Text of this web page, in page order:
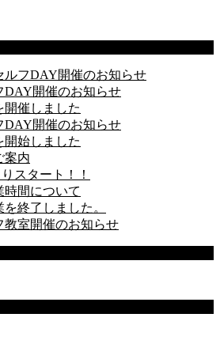
ルフDAY開催のお知らせ
DAY開催のお知らせ
開催しました
DAY開催のお知らせ
開始しました
案内
スタート！！
時間について
終了しました。
教室開催のお知らせ